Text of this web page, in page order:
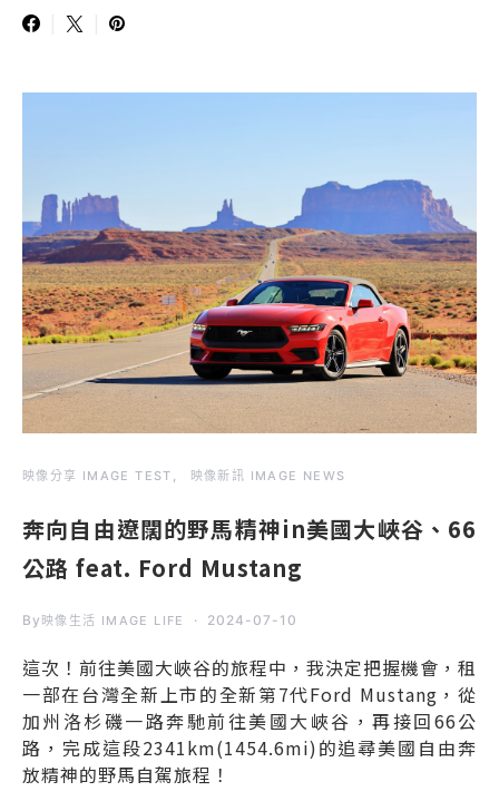
映像分享 IMAGE TEST 映像新訊 IMAGE NEWS
奔向自由遼闊的野馬精神in美國大峽谷、66
公路 feat. Ford Mustang
By 映像生活 IMAGE LIFE 2024-07-10
這次！前往美國大峽谷的旅程中，我決定把握機會，租
一部在台灣全新上市的全新第7代Ford Mustang，從
加州洛杉磯一路奔馳前往美國大峽谷，再接回66公
路，完成這段2341km(1454.6mi)的追尋美國自由奔
放精神的野馬自駕旅程！